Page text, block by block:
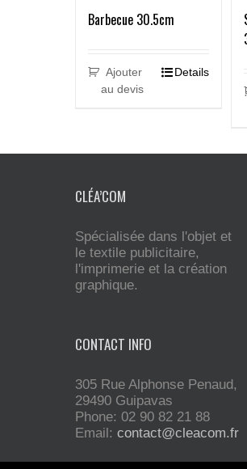
Barbecue 30.5cm
Ajouter
au devis
Details
CLÉA’COM
Spécialisée dans l'objet et
le textile publicitaire,
l'imprimerie et la création
graphique.
CONTACT INFO
305 Rue Alphonse Penaud,
29490 Guipavas
Phone: 02 90 82 21 88
Email: contact@cleacom.fr